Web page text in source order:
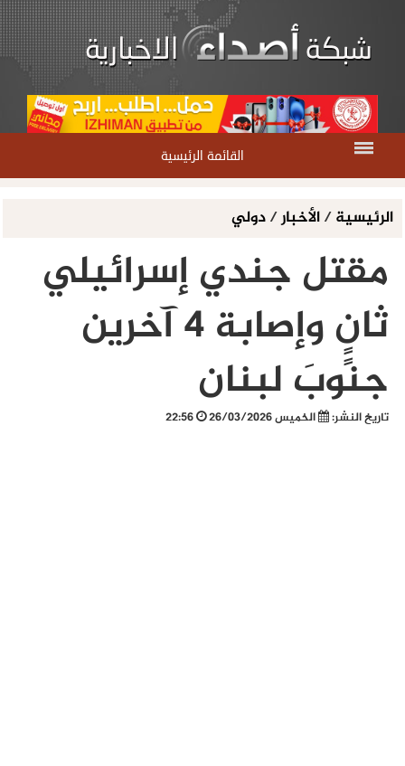
القائمة الرئيسية
الرئيسية/الأخبار/دولي
مقتل جندي إسرائيلي
ثانٍٍ وإصابة 4 آخرين
جنوبَ لبنان
تاريخ النشر: الخميس 26/03/2026